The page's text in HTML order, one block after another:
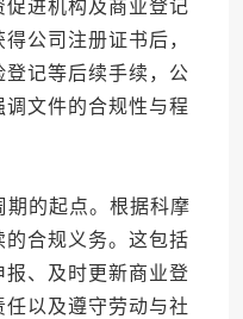
进机构及商业登记
公司注册证书后，
记等后续手续，公
文件的合规性与程
的起点。根据科摩
合规义务。这包括
、及时更新商业登
以及遵守劳动与社